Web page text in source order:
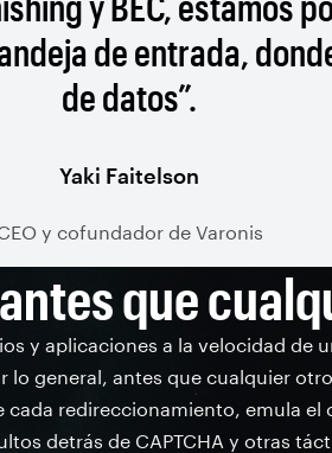
de entrada,
de datos”.
Yaki Faitelson
y cofundador de Varonis
antes que
y aplicaciones a la velocidad de
lo general, antes que cualquier
cada redireccionamiento, emula
detrás de CAPTCHA y otras